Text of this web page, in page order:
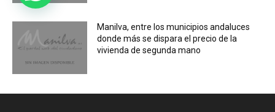
Manilva, entre los municipios andaluces
donde más se dispara el precio de la
vivienda de segunda mano